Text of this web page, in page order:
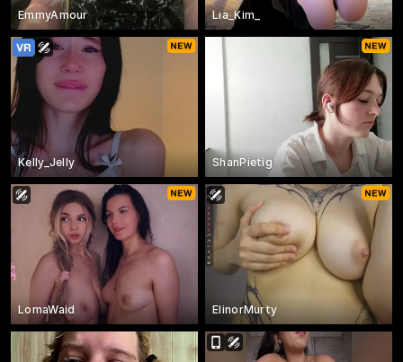
EmmyAmour Lia_Kim_
Kelly_Jelly ShanPietig
LomaWaid ElinorMurty